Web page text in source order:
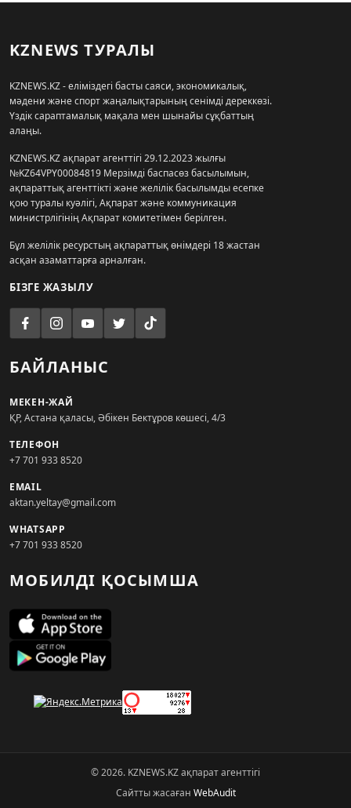
KZNEWS ТУРАЛЫ
KZNEWS.KZ - еліміздегі басты саяси, экономикалық,
мәдени және спорт жаңалықтарының сенімді дереккөзі.
Үздік сараптамалық мақала мен шынайы сұқбаттың
алаңы.
KZNEWS.KZ ақпарат агенттігі 29.12.2023 жылғы
№KZ64VPY00084819 Мерзімді баспасөз басылымын,
ақпараттық агенттікті және желілік басылымды есепке
қою туралы куәлігі, Ақпарат және коммуникация
министрлігінің Ақпарат комитетімен берілген.
Бұл желілік ресурстың ақпараттық өнімдері 18 жастан
асқан азаматтарға арналған.
БІЗГЕ ЖАЗЫЛУ
БАЙЛАНЫС
МЕКЕН-ЖАЙ
ҚР, Астана қаласы, Әбікен Бектұров көшесі, 4/3
ТЕЛЕФОН
+7 701 933 8520
EMAIL
aktan.yeltay@gmail.com
WHATSAPP
+7 701 933 8520
МОБИЛДІ ҚОСЫМША
© 2026. KZNEWS.KZ ақпарат агенттігі
Сайтты жасаған WebAudit